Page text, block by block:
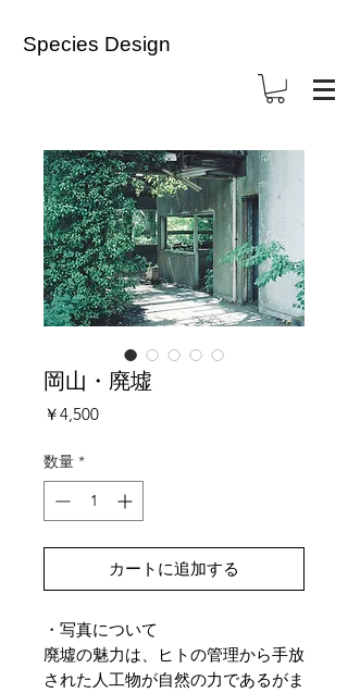
Species Design
岡山・廃墟
￥4,500価
数量 *
カートに追加する
・写真について
廃墟の魅力は、ヒトの管理から手放
された人工物が自然の力であるがま